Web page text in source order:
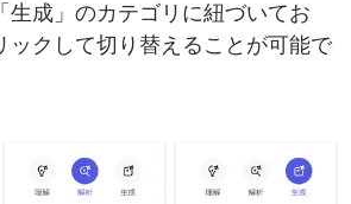
生成」のカテゴリに紐づいてお
ックして切り替えることが可能で